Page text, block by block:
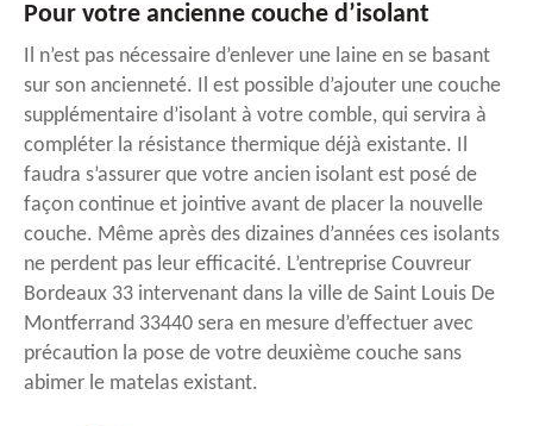
Pour votre ancienne couche d’isolant
Il n’est pas nécessaire d’enlever une laine en se basant
sur son ancienneté. Il est possible d’ajouter une couche
supplémentaire d’isolant à votre comble, qui servira à
compléter la résistance thermique déjà existante. Il
faudra s’assurer que votre ancien isolant est posé de
façon continue et jointive avant de placer la nouvelle
couche. Même après des dizaines d’années ces isolants
ne perdent pas leur efficacité. L’entreprise Couvreur
Bordeaux 33 intervenant dans la ville de Saint Louis De
Montferrand 33440 sera en mesure d’effectuer avec
précaution la pose de votre deuxième couche sans
abimer le matelas existant.